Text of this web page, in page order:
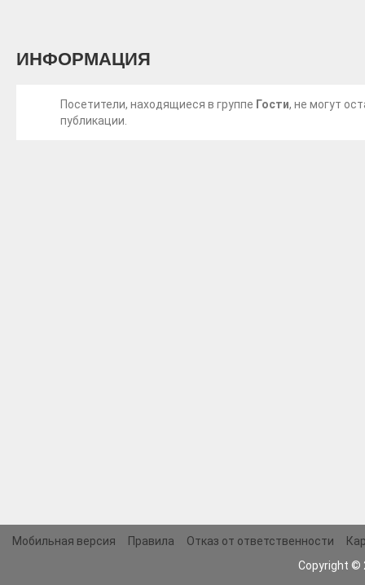
ИНФОРМАЦИЯ
Посетители, находящиеся в группе Гости, не могут
публикации.
Мобильная версия Правила Отказ от ответственности
Copyright ©